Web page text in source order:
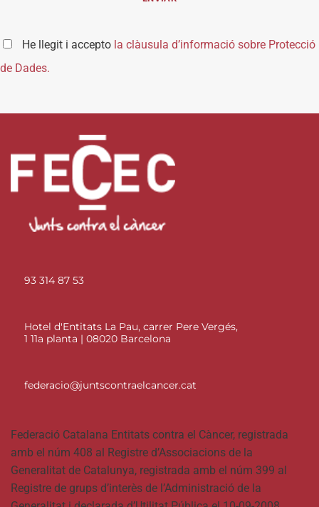
He llegit i accepto la clàusula d’informació sobre Protecció
de Dades.
93 314 87 53
Hotel d'Entitats La Pau, carrer Pere Vergés,
1 11a planta | 08020 Barcelona
federacio@juntscontraelcancer.cat
Federació Catalana Entitats contra el Càncer, registrada
amb el núm 408 al Registre d’Associacions de la
Generalitat de Catalunya, registrada amb el núm 399 al
Registre de grups d’interès de l’Administració de la